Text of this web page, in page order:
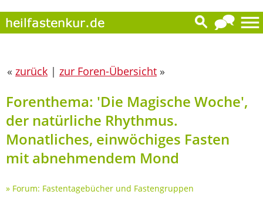
« zurück | zur Foren-Übersicht »
Forenthema: 'Die Magische Woche',
der natürliche Rhythmus.
Monatliches, einwöchiges Fasten
mit abnehmendem Mond
» Forum: Fastentagebücher und Fastengruppen